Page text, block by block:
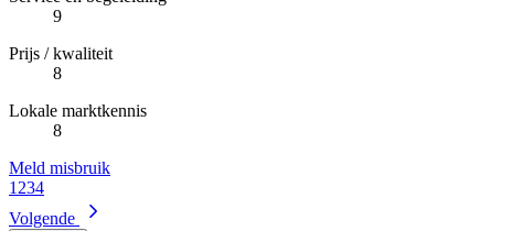
9
Prijs / kwaliteit
8
Lokale marktkennis
8
Meld misbruik
1 234
Volgende